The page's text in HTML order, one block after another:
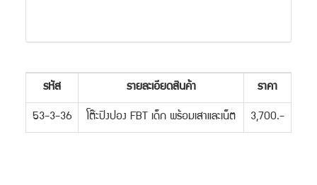
รหัส รายละเอียดสินค้า ราคา
53-3-36 โต๊ะปิงปอง FBT เด็ก พร้อมเสาและเน็ต 3,700.-